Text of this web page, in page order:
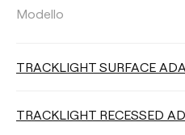
FLUSSO LUMINOSO
Selezionare
Modello
TRACKLIGHT SURFACE
TRACKLIGHT RECESSED